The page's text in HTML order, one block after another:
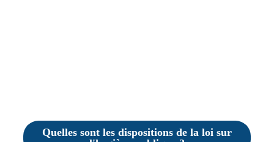
Quelles sont les dispositions de la loi sur